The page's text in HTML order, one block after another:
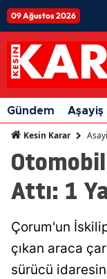
09 Ağustos 2026
Gündem Aşayiş
Kesin Karar
Attı: 1
Çorum'un
çıkan araca
sürücü